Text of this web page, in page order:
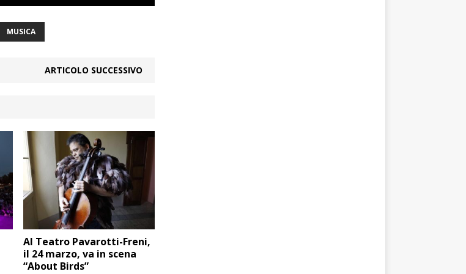
MUSICA
ARTICOLO SUCCESSIVO
Al Teatro Pavarotti-Freni,
il 24 marzo, va in scena
“About Birds”